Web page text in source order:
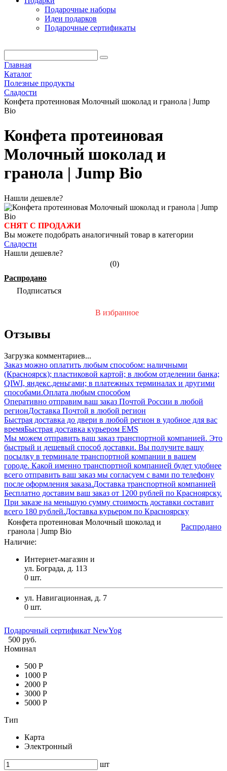
Подарочные наборы
Идеи подарков
Подарочные сертификаты
Главная
Каталог
Полезные продукты
Сладости
Конфета протеиновая Молочный шоколад и гранола | Jump
Bio
Конфета протеиновая
Молочный шоколад и
гранола | Jump Bio
Нашли дешевле?
СНЯТ С ПРОДАЖИ
Вы можете подобрать аналогичный товар в категории
Сладости
Нашли дешевле?
(0)
Распродано
Подписаться
В избранное
Отзывы
Загрузка комментариев...
Заказ можно оплатить любым способом: наличными
(Красноярск); пластиковой картой; в любом отделении банка;
QIWI, яндекс.деньгами; в платежных терминалах и другими
способами.Оплата любым способом
Оперативно отправим ваш заказ Почтой России в любой
регионДоставка Почтой в любой регион
Быстрая доставка до двери в любой регион в удобное для вас
времяБыстрая доставка курьером EMS
Мы можем отправить ваш заказ транспортной компанией. Это
быстрый и дешевый способ доставки. Вы получите вашу
посылку в терминале транспортной компании в вашем
городе. Какой именно транспортной компанией будет удобнее
всего отправить ваш заказ мы согласуем с вами по телефону
после оформления заказа.Доставка транспортной компанией
Бесплатно доставим ваш заказ от 1200 рублей по Красноярску.
При заказе на меньшую сумму стоимость доставки составит
всего 180 рублей.Доставка курьером по Красноярску
Конфета протеиновая Молочный шоколад и
гранола | Jump Bio
Распродано
Наличие:
Интернет-магазин и
ул. Бограда, д. 113
0 шт.
ул. Навигационная, д. 7
0 шт.
Подарочный сертификат NewYog
500 руб.
Номинал
500 Р
1000 Р
2000 Р
3000 Р
5000 Р
Тип
Карта
Электронный
шт